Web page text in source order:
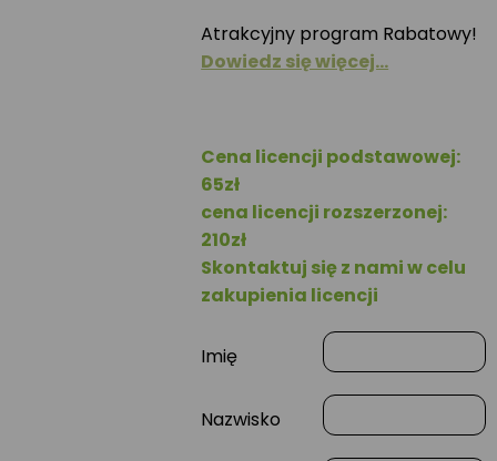
Atrakcyjny program Rabatowy!
Dowiedz się więcej…
Cena licencji podstawowej:
65zł
cena licencji rozszerzonej:
210zł
Skontaktuj się z nami w celu
zakupienia licencji
Imię
Nazwisko